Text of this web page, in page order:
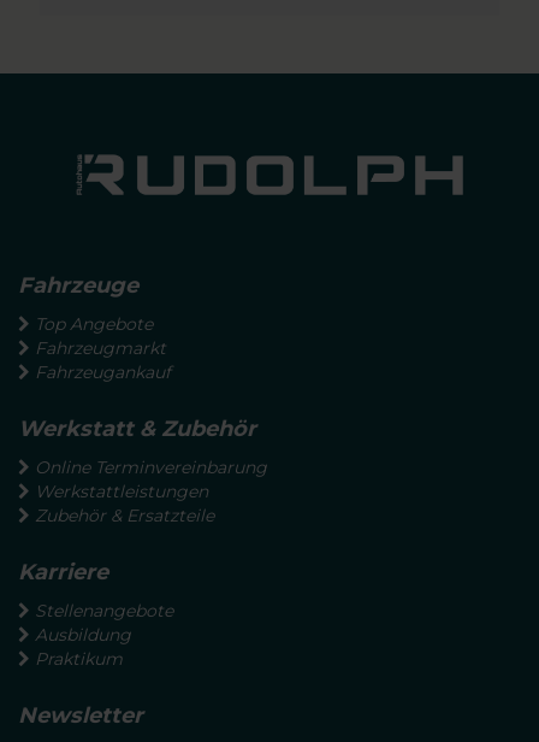
Fahrzeuge
Top Angebote
Fahrzeugmarkt
Fahrzeugankauf
Werkstatt & Zubehör
Online Terminvereinbarung
Werkstattleistungen
Zubehör & Ersatzteile
Karriere
Stellenangebote
Ausbildung
Praktikum
Newsletter